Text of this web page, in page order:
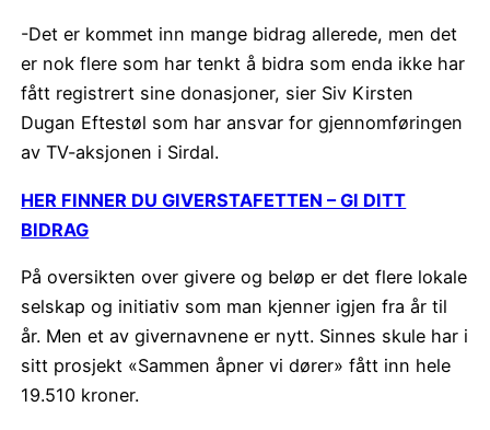
-Det er kommet inn mange bidrag allerede, men det
er nok flere som har tenkt å bidra som enda ikke har
fått registrert sine donasjoner, sier Siv Kirsten
Dugan Eftestøl som har ansvar for gjennomføringen
av TV-aksjonen i Sirdal.
HER FINNER DU GIVERSTAFETTEN – GI DITT
BIDRAG
På oversikten over givere og beløp er det flere lokale
selskap og initiativ som man kjenner igjen fra år til
år. Men et av givernavnene er nytt. Sinnes skule har i
sitt prosjekt «Sammen åpner vi dører» fått inn hele
19.510 kroner.